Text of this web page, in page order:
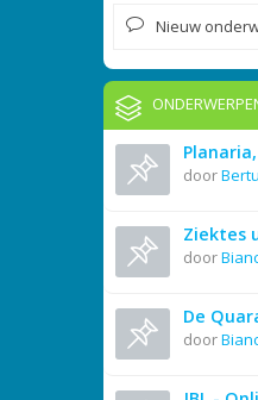
Nieuw
door
Ziektes
door
De
door